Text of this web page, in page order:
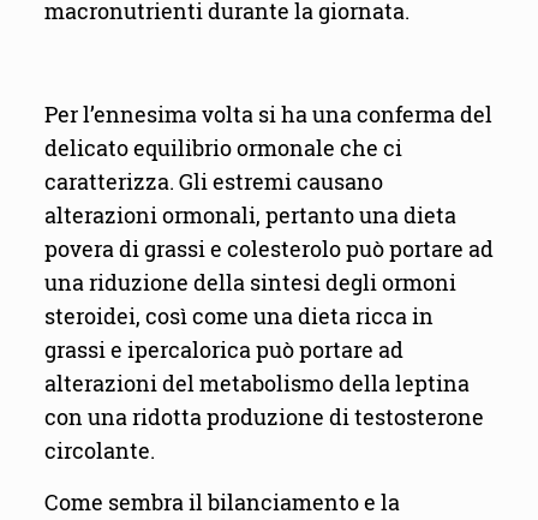
macronutrienti durante la giornata.
Per l’ennesima volta si ha una conferma del
delicato equilibrio ormonale che ci
caratterizza. Gli estremi causano
alterazioni ormonali, pertanto una dieta
povera di grassi e colesterolo può portare ad
una riduzione della sintesi degli ormoni
steroidei, così come una dieta ricca in
grassi e ipercalorica può portare ad
alterazioni del metabolismo della leptina
con una ridotta produzione di testosterone
circolante.
Come sembra il bilanciamento e la